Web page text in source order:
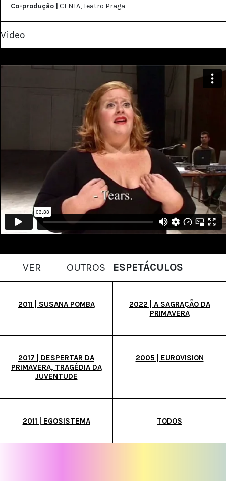
Co-produção |
CENTA, Teatro Praga
Video
VER OUTROS ESPETÁCULOS
2011 | SUSANA POMBA
2022 | A SAGRAÇÃO DA
PRIMAVERA
2017 | DESPERTAR DA
PRIMAVERA, TRAGÉDIA DA
JUVENTUDE
2005 | EUROVISION
2011 | EGOSISTEMA TODOS